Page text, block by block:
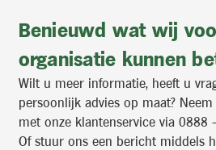
Benieuwd wat wij
organisatie kunnen
Wilt u meer informatie, heeft u
persoonlijk advies op maat?
met onze klantenservice via 0888
Of stuur ons een bericht middels